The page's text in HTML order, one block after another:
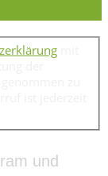
mit
und